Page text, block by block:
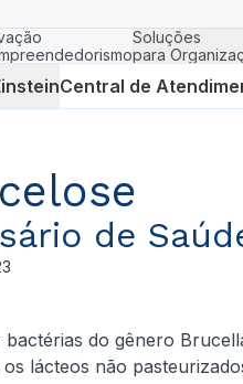
Soluções
para
Central de
de
do gênero
lácteos não